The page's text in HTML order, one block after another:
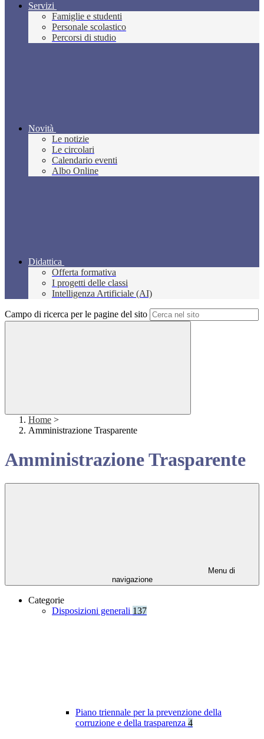
Servizi
Famiglie e studenti
Personale scolastico
Percorsi di studio
Novità
Le notizie
Le circolari
Calendario eventi
Albo Online
Didattica
Offerta formativa
I progetti delle classi
Intelligenza Artificiale (AI)
Campo di ricerca per le pagine del sito
Home >
Amministrazione Trasparente
Amministrazione Trasparente
Menu di
navigazione
Categorie
Disposizioni generali 137
Piano triennale per la prevenzione della
corruzione e della trasparenza 4